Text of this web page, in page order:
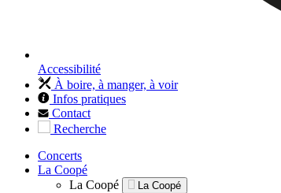
Accessibilité
À boire, à manger, à voir
Infos pratiques
Contact
Recherche
Concerts
La Coopé
La Coopé
La Coopé